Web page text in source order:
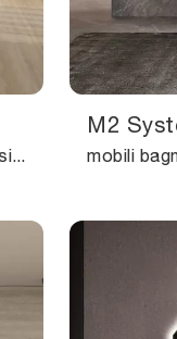
Scopri di più sull'arredo bagno design: mobili bagno a terra in laccato opaco come il modello M3 System 341 di Baxar ti attendono.
M2